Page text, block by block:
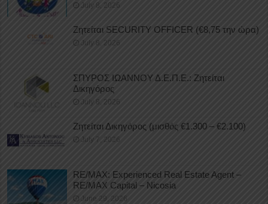
July 8, 2026
Ζητείται SECURITY OFFICER (€8,75 την ώρα)
July 8, 2026
ΣΠΥΡΟΣ ΙΩΑΝΝΟΥ Δ.Ε.Π.Ε.: Ζητείται
Δικηγόρος
July 8, 2026
Ζητείται Δικηγόρος (μισθός €1.300 – €2.100)
July 7, 2026
RE/MAX: Experienced Real Estate Agent –
RE/MAX Capital – Nicosia
June 29, 2026